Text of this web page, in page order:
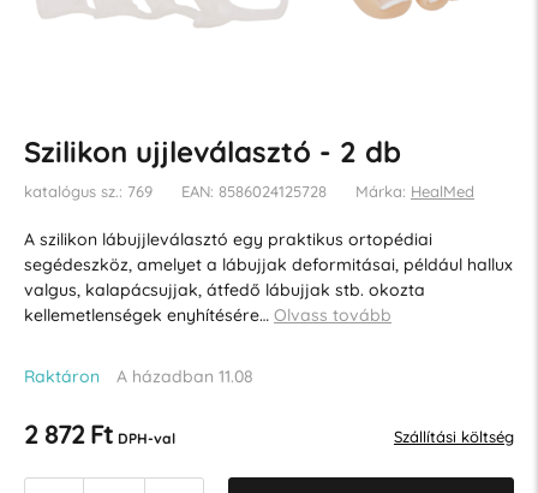
Szilikon ujjleválasztó - 2 db
katalógus sz.: 769 EAN: 8586024125728 Márka: HealMed
A szilikon lábujjleválasztó egy praktikus ortopédiai
segédeszköz, amelyet a lábujjak deformitásai, például hallux
valgus, kalapácsujjak, átfedő lábujjak stb. okozta
kellemetlenségek enyhítésére… Olvass tovább
Raktáron A házadban 11.08
2 872 Ft DPH-val Szállítási költség